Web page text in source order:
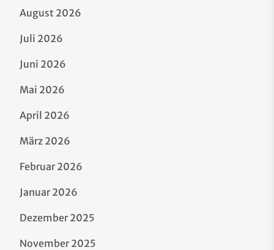
August 2026
Juli 2026
Juni 2026
Mai 2026
April 2026
März 2026
Februar 2026
Januar 2026
Dezember 2025
November 2025